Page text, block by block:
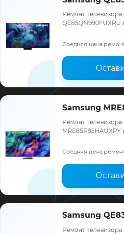
Ремонт телевизора
QE85QN990FUXRU
Samsung, смета до
гарантия до 12 меся…
Средняя цена
Samsung
Ремонт телевизора
MRE85R95HAUXPY
Samsung, смета до
Средняя цена
Samsung
Ремонт телевизора